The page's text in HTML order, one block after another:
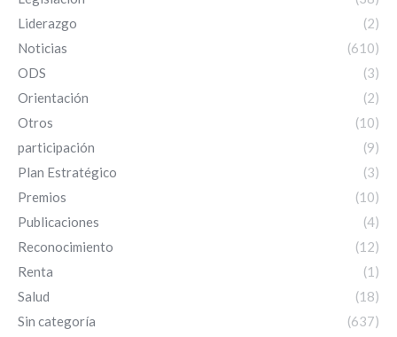
Liderazgo
(2)
Noticias
(610)
ODS
(3)
Orientación
(2)
Otros
(10)
participación
(9)
Plan Estratégico
(3)
Premios
(10)
Publicaciones
(4)
Reconocimiento
(12)
Renta
(1)
Salud
(18)
Sin categoría
(637)